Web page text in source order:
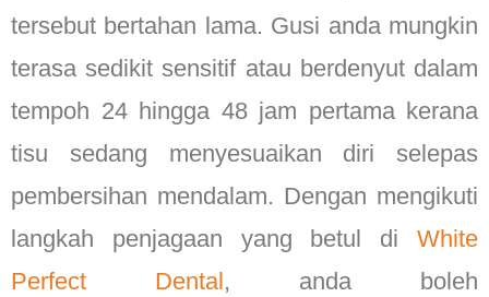
tersebut bertahan lama. Gusi anda mungkin
terasa sedikit sensitif atau berdenyut dalam
tempoh 24 hingga 48 jam pertama kerana
tisu sedang menyesuaikan diri selepas
pembersihan mendalam. Dengan mengikuti
langkah penjagaan yang betul di
White
Perfect Dental, anda boleh